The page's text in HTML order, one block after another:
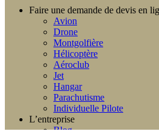
Faire une demande de devis en
Avion
Drone
Montgolfière
Hélicoptère
Aéroclub
Jet
Hangar
Parachutisme
Individuelle Pilote
L’entreprise
Blog